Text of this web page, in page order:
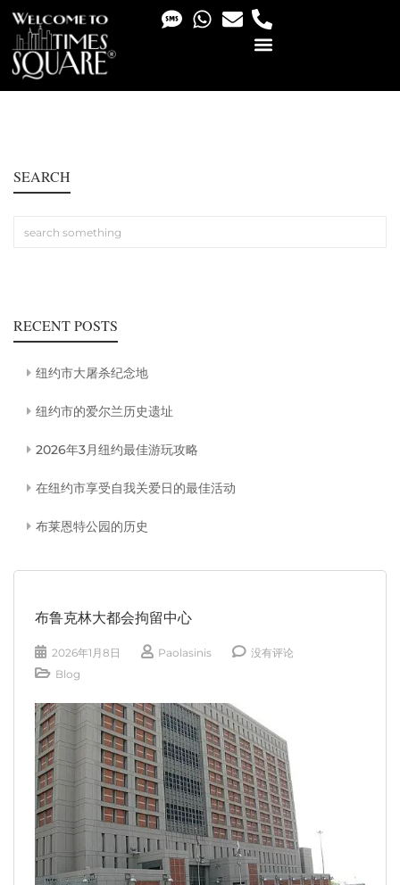
SEARCH
RECENT POSTS
纽约市大屠杀纪念地
纽约市的爱尔兰历史遗址
2026年3月纽约最佳游玩攻略
在纽约市享受自我关爱日的最佳活动
布莱恩特公园的历史
布鲁克林大都会拘留中心
2026年1月8日 Paolasinis
没有评论
Blog